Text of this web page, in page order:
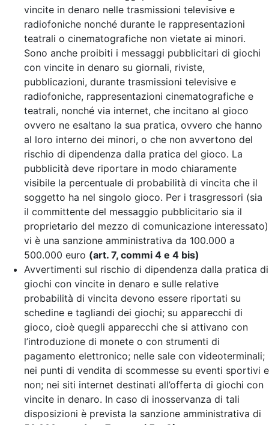
vincite in denaro nelle trasmissioni televisive e
radiofoniche nonché durante le rappresentazioni
teatrali o cinematografiche non vietate ai minori.
Sono anche proibiti i messaggi pubblicitari di giochi
con vincite in denaro su giornali, riviste,
pubblicazioni, durante trasmissioni televisive e
radiofoniche, rappresentazioni cinematografiche e
teatrali, nonché via internet, che incitano al gioco
ovvero ne esaltano la sua pratica, ovvero che hanno
al loro interno dei minori, o che non avvertono del
rischio di dipendenza dalla pratica del gioco. La
pubblicità deve riportare in modo chiaramente
visibile la percentuale di probabilità di vincita che il
soggetto ha nel singolo gioco. Per i trasgressori (sia
il committente del messaggio pubblicitario sia il
proprietario del mezzo di comunicazione interessato)
vi è una sanzione amministrativa da 100.000 a
500.000 euro (art. 7, commi 4 e 4 bis)
Avvertimenti sul rischio di dipendenza dalla pratica di
giochi con vincite in denaro e sulle relative
probabilità di vincita devono essere riportati su
schedine e tagliandi dei giochi; su apparecchi di
gioco, cioè quegli apparecchi che si attivano con
l’introduzione di monete o con strumenti di
pagamento elettronico; nelle sale con videoterminali;
nei punti di vendita di scommesse su eventi sportivi e
non; nei siti internet destinati all’offerta di giochi con
vincite in denaro. In caso di inosservanza di tali
disposizioni è prevista la sanzione amministrativa di